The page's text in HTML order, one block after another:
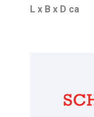
L x B x D ca